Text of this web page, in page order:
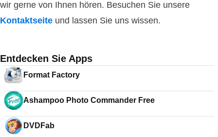
wir gerne von Ihnen hören. Besuchen Sie unsere
Kontaktseite und lassen Sie uns wissen.
Entdecken Sie Apps
Format Factory
Ashampoo Photo Commander Free
DVDFab